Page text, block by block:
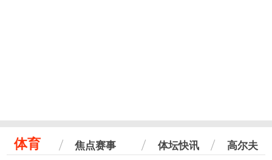
体育 焦点赛事 体坛快讯 高尔夫